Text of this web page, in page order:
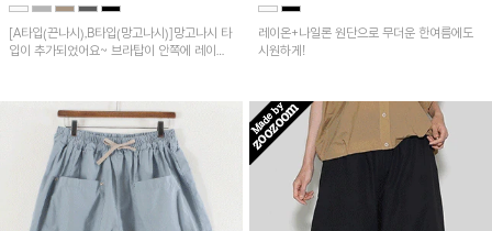
[A타입(끈나시),B타입(망고나시)]망고나시 타
입이 추가되었어요~ 브라탑이 안쪽에 레이어
레이온+나일론 원단으로 무더운 한여름에도
시원하게!